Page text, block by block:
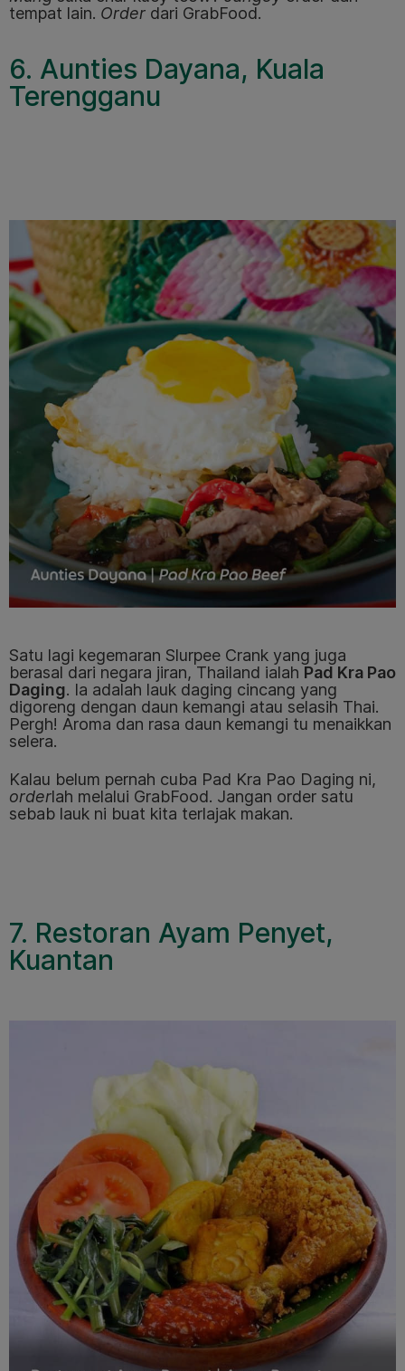
tempat lain. Order dari GrabFood.
6. Aunties Dayana, Kuala
Terengganu
Satu lagi kegemaran Slurpee Crank yang juga
berasal dari negara jiran, Thailand ialah Pad Kra Pao
Daging. Ia adalah lauk daging cincang yang
digoreng dengan daun kemangi atau selasih Thai.
Pergh! Aroma dan rasa daun kemangi tu menaikkan
selera.
Kalau belum pernah cuba Pad Kra Pao Daging ni,
orderlah melalui GrabFood. Jangan order satu
sebab lauk ni buat kita terlajak makan.
7. Restoran Ayam Penyet,
Kuantan